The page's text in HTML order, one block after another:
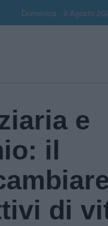
Domenica , 9 Agosto
e
il
di